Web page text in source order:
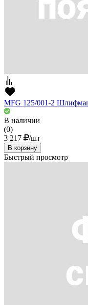
MFG 125/001-2
В наличии
(0)
3 217
/шт
В корзину
Быстрый просмотр